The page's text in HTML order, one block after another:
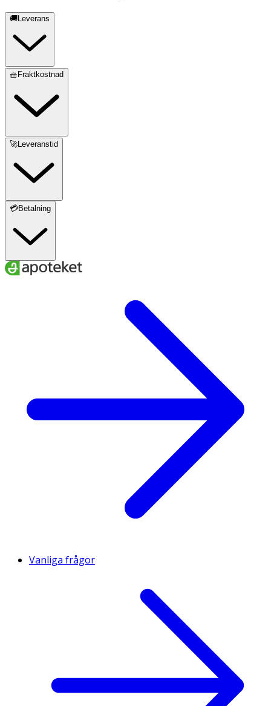
🚚Leverans
🧺Fraktkostnad
🚀Leveranstid
💳Betalning
Vanliga frågor